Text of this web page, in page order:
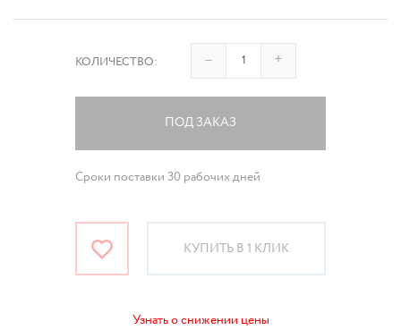
КОЛИЧЕСТВО: – +
ПОД ЗАКАЗ
Сроки поставки 30 рабочих дней
КУПИТЬ В 1 КЛИК
Узнать о снижении цены